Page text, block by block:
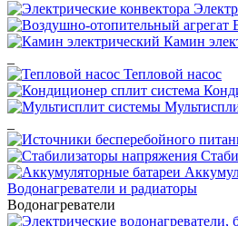
Камин
Тепловой насос
Водонагреватели и радиаторы
Водонагреватели